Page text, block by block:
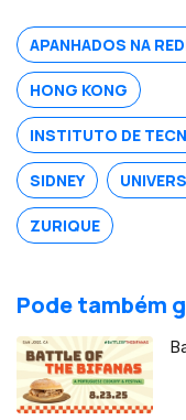
Natural de Valpaços
engenharia e gestão
APANHADOS NA
HONG KONG
INSTITUTO DE
SIDNEY
ZURIQUE
Pode também